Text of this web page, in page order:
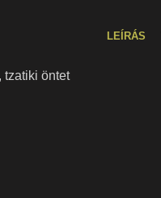
LEÍRÁS
tzatiki öntet